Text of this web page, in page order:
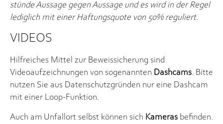
stünde Aussage gegen Aussage und es wird in der Regel
lediglich mit einer Haftungsquote von 50% reguliert.
VIDEOS
Hilfreiches Mittel zur Beweissicherung sind
Videoaufzeichnungen von sogenannten Dashcams. Bitte
nutzen Sie aus Datenschutzgründen nur eine Dashcam
mit einer Loop-Funktion.
Auch am Unfallort selbst können sich Kameras befinden.